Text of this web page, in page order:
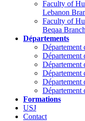
Faculty of
Lebanon
Faculty of
Beqaa Branch
Départements
Département
Département
Département
Département
Département
Département
Formations
USJ
Contact